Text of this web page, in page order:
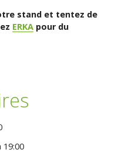
stand et tentez de
ERKA pour du
19:00